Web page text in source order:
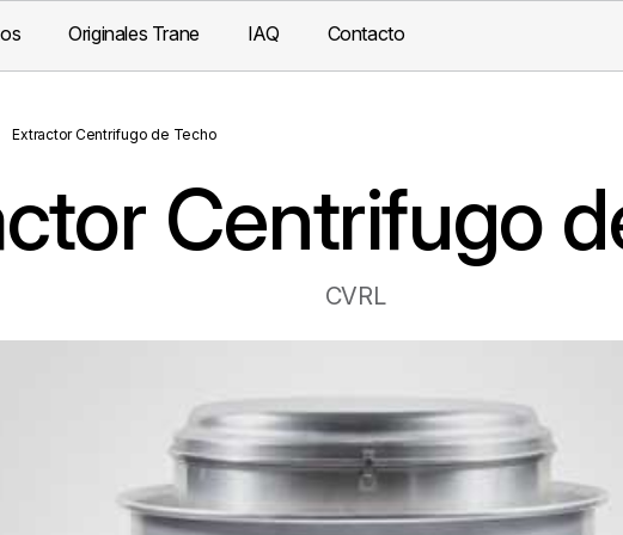
Originales Trane IAQ Contacto
Extractor Centrifugo de Techo
Centrifugo
CVRL